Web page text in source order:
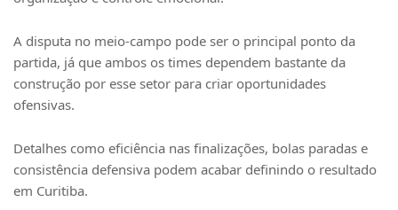
A disputa no meio-campo pode ser o principal ponto da
partida, já que ambos os times dependem bastante da
construção por esse setor para criar oportunidades
ofensivas.
Detalhes como eficiência nas finalizações, bolas paradas e
consistência defensiva podem acabar definindo o resultado
em Curitiba.